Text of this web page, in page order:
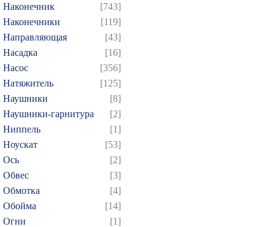
Наконечник
[743]
Наконечники
[119]
Направляющая
[43]
Насадка
[16]
Насос
[356]
Натяжитель
[125]
Наушники
[8]
Наушники-гарнитура
[2]
Ниппель
[1]
Ноускат
[53]
Оcь
[2]
Обвес
[3]
Обмотка
[4]
Обойма
[14]
Огни
[1]